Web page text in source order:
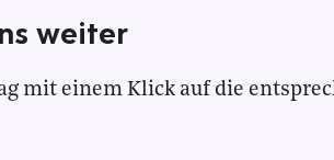
weiter
mit einem Klick auf die